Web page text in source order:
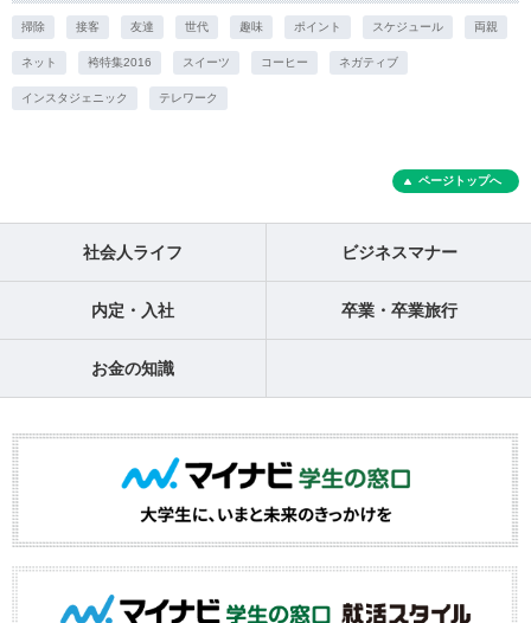
掃除 接客 友達 世代 趣味 ポイント スケジュール 両親
ネット 袴特集2016 スイーツ コーヒー ネガティブ
インスタジェニック テレワーク
ページトップへ
社会人ライフ ビジネスマナー
内定・入社 卒業・卒業旅行
お金の知識